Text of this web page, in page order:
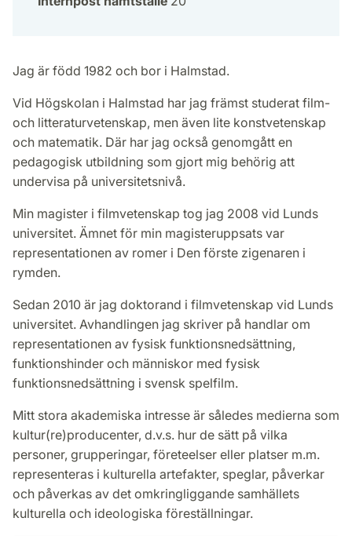
Jag är född 1982 och bor i Halmstad.
Vid Högskolan i Halmstad har jag främst studerat film-
och litteraturvetenskap, men även lite konstvetenskap
och matematik. Där har jag också genomgått en
pedagogisk utbildning som gjort mig behörig att
undervisa på universitetsnivå.
Min magister i filmvetenskap tog jag 2008 vid Lunds
universitet. Ämnet för min magisteruppsats var
representationen av romer i Den förste zigenaren i
rymden.
Sedan 2010 är jag doktorand i filmvetenskap vid Lunds
universitet. Avhandlingen jag skriver på handlar om
representationen av fysisk funktionsnedsättning,
funktionshinder och människor med fysisk
funktionsnedsättning i svensk spelfilm.
Mitt stora akademiska intresse är således medierna som
kultur(re)producenter, d.v.s. hur de sätt på vilka
personer, grupperingar, företeelser eller platser m.m.
representeras i kulturella artefakter, speglar, påverkar
och påverkas av det omkringliggande samhällets
kulturella och ideologiska föreställningar.